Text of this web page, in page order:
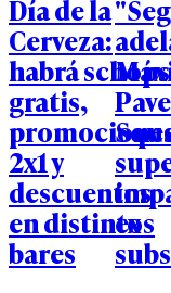
Día de la
Cerveza:
habrá schops
gratis,
2x1 y
descuentos
en distintos
bares
ex